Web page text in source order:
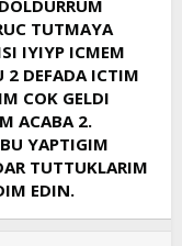
TUTMAYA
IYIYP ICMEM
2 DEFADA ICTIM
COK GELDI
ACABA 2.
YAPTIGIM
TUTTUKLARIM
EDIN.